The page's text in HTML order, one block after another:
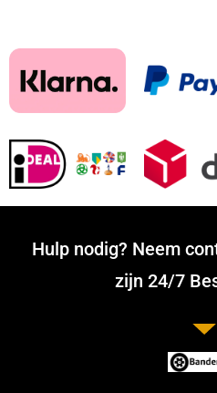
Hulp nodig? Neem
zijn 24/7